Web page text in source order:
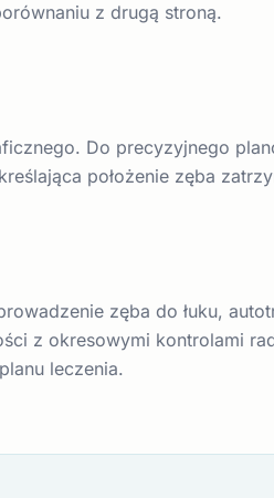
z drugą stroną.
Do precyzyjnego
położenie zęba
zęba do łuku,
z okresowymi kontrolami
leczenia.